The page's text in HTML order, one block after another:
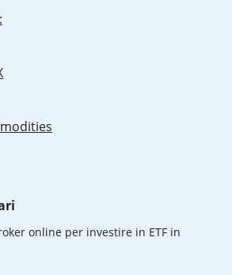
online per investire in ETF in